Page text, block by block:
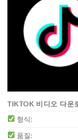
TIKTOK 비디오 다운
형식:
품질: